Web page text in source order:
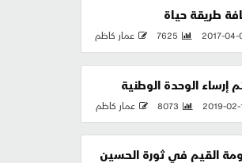
طريقة حياة
2017-04-
7625 عمار كاظم
إرساء الوحدة الوطنية
2019-02-
8073 عمار كاظم
القيم في ثورة الحسين